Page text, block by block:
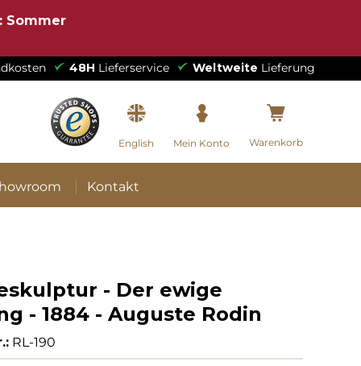
Sommer
48H Lieferservice Weltweite Lieferung
English Mein Konto Warenkorb
Kontakt
- Der ewige
- 1884 - Auguste Rodin
RL-190